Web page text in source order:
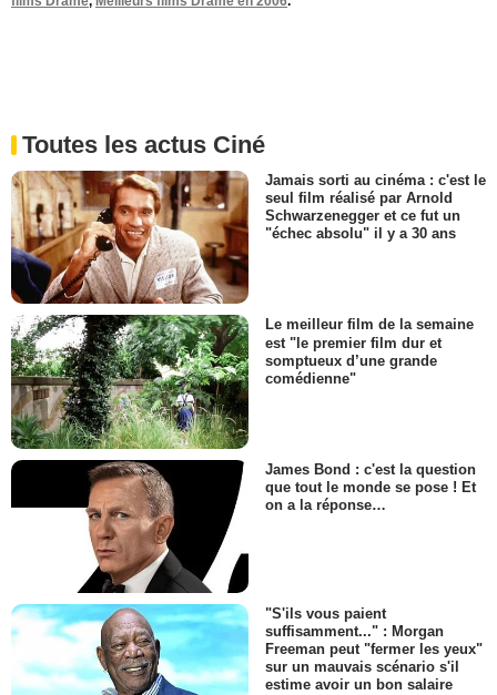
Toutes les actus Ciné
Jamais sorti au cinéma : c'est le
seul film réalisé par Arnold
Schwarzenegger et ce fut un
"échec absolu" il y a 30 ans
Le meilleur film de la semaine
est "le premier film dur et
somptueux d’une grande
comédienne"
James Bond : c'est la question
que tout le monde se pose ! Et
on a la réponse…
"S'ils vous paient
suffisamment..." : Morgan
Freeman peut "fermer les yeux"
sur un mauvais scénario s'il
estime avoir un bon salaire